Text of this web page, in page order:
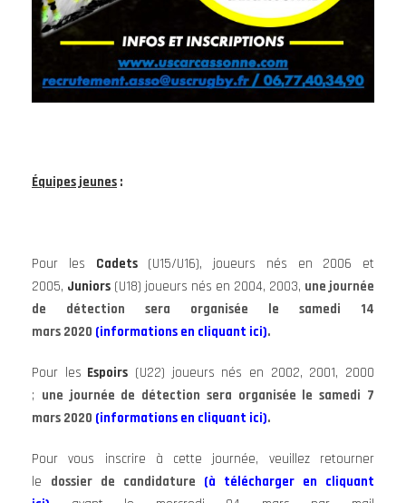
Équipes jeunes :
Pour les Cadets(U15/U16), joueurs nés en 2006 et
2005, Juniors (U18) joueurs nés en 2004, 2003, une journée
de détection sera organisée le samedi 14
mars 2020 (informations en cliquant ici).
Pour les Espoirs (U22) joueurs nés en 2002, 2001, 2000
; une journée de détection sera organisée le samedi 7
mars 2020 (informations en cliquant ici).
Pour vous inscrire à cette journée, veuillez retourner
le dossier de candidature (à télécharger en cliquant